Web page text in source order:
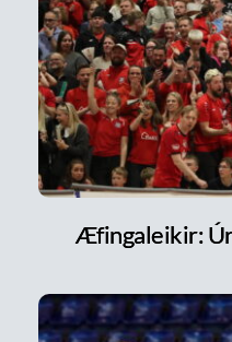
Æfingaleikir: